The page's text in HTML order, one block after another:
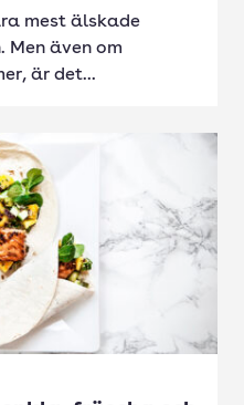
mest älskade
även om
är det...